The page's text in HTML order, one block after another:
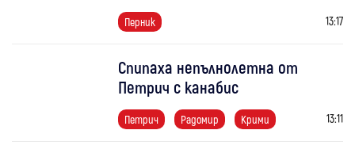
Перник 13:17
Спипаха непълнолетна от
Петрич с канабис
Петрич Радомир Крими 13:11